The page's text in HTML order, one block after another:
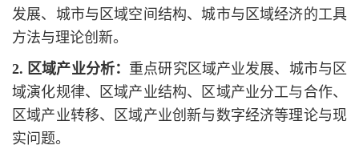
发展、城市与区域空间结构、城市与区域经济的工具
方法与理论创新。
2. 区域产业分析： 重点研究区域产业发展、城市与区
域演化规律、区域产业结构、区域产业分工与合作、
区域产业转移、区域产业创新与数字经济等理论与现
实问题。